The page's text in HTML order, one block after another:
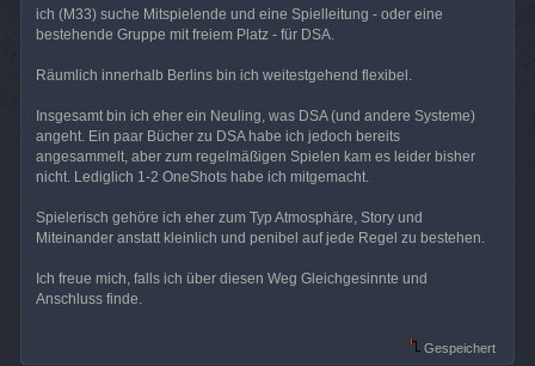
ich (M33) suche Mitspielende und eine Spielleitung - oder eine
bestehende Gruppe mit freiem Platz - für DSA.
Räumlich innerhalb Berlins bin ich weitestgehend flexibel.
Insgesamt bin ich eher ein Neuling, was DSA (und andere Systeme)
angeht. Ein paar Bücher zu DSA habe ich jedoch bereits
angesammelt, aber zum regelmäßigen Spielen kam es leider bisher
nicht. Lediglich 1-2 OneShots habe ich mitgemacht.
Spielerisch gehöre ich eher zum Typ Atmosphäre, Story und
Miteinander anstatt kleinlich und penibel auf jede Regel zu bestehen.
Ich freue mich, falls ich über diesen Weg Gleichgesinnte und
Anschluss finde.
Gespeichert